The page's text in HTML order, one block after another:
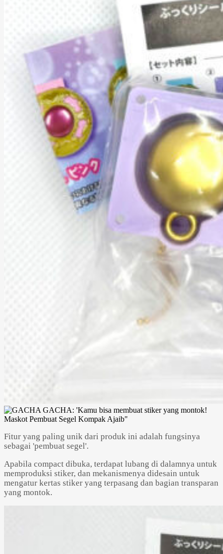
Fitur yang paling unik dari produk ini adalah fungsinya
sebagai 'pembuat segel'.
Apabila compact dibuka, terdapat lubang di dalamnya untuk
memproduksi stiker, dan mekanismenya didesain untuk
mengatur kertas stiker yang terpasang dan bagian transparan
yang montok.